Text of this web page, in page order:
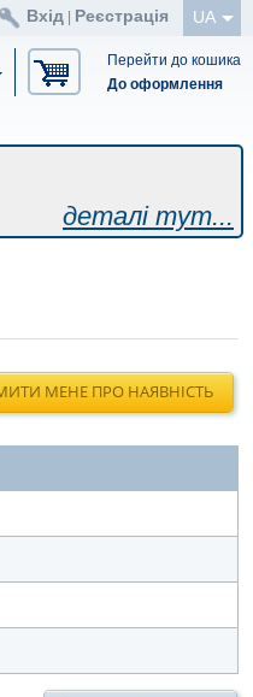
UA
Вхід Реєстрація
Перейти до кошика
До оформлення
деталі тут...
МЕНЕ ПРО НАЯВНІСТЬ